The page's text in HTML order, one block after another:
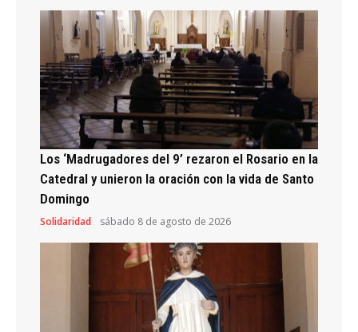
Los ‘Madrugadores del 9’ rezaron el Rosario en la
Catedral y unieron la oración con la vida de Santo
Domingo
Solidaridad sábado 8 de agosto de 2026